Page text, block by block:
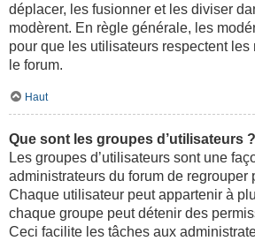
déplacer, les fusionner et les diviser
modèrent. En règle générale, les
pour que les utilisateurs respectent
le forum.
Haut
Que sont les groupes d’utilisateurs ?
Les groupes d’utilisateurs sont une
administrateurs du forum de regrouper
Chaque utilisateur peut appartenir à
chaque groupe peut détenir des
Ceci facilite les tâches aux